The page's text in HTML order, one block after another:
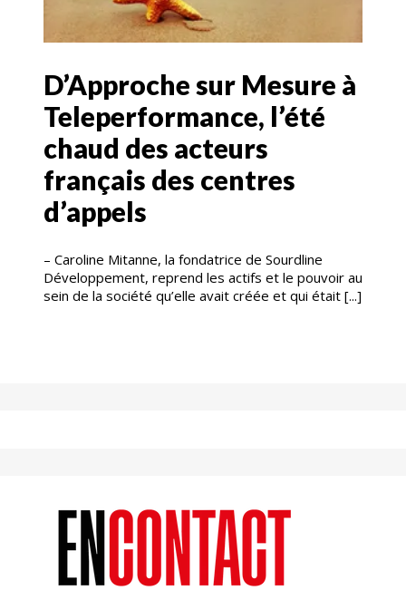
D’Approche sur Mesure à
Teleperformance, l’été
chaud des acteurs
français des centres
d’appels
– Caroline Mitanne, la fondatrice de Sourdline
Développement, reprend les actifs et le pouvoir au
sein de la société qu’elle avait créée et qui était [...]